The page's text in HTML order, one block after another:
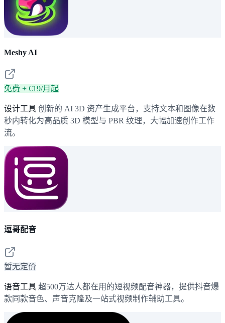
Meshy AI
免费 + €19/月起
设计工具 创新的 AI 3D 资产生成平台，支持文本和图像在数
秒内转化为高品质 3D 模型与 PBR 纹理，大幅加速创作工作
流。
逗哥配音
暂无定价
语音工具 超500万达人都在用的短视频配音神器，提供抖音爆
款同款音色、声音克隆及一站式视频制作辅助工具。